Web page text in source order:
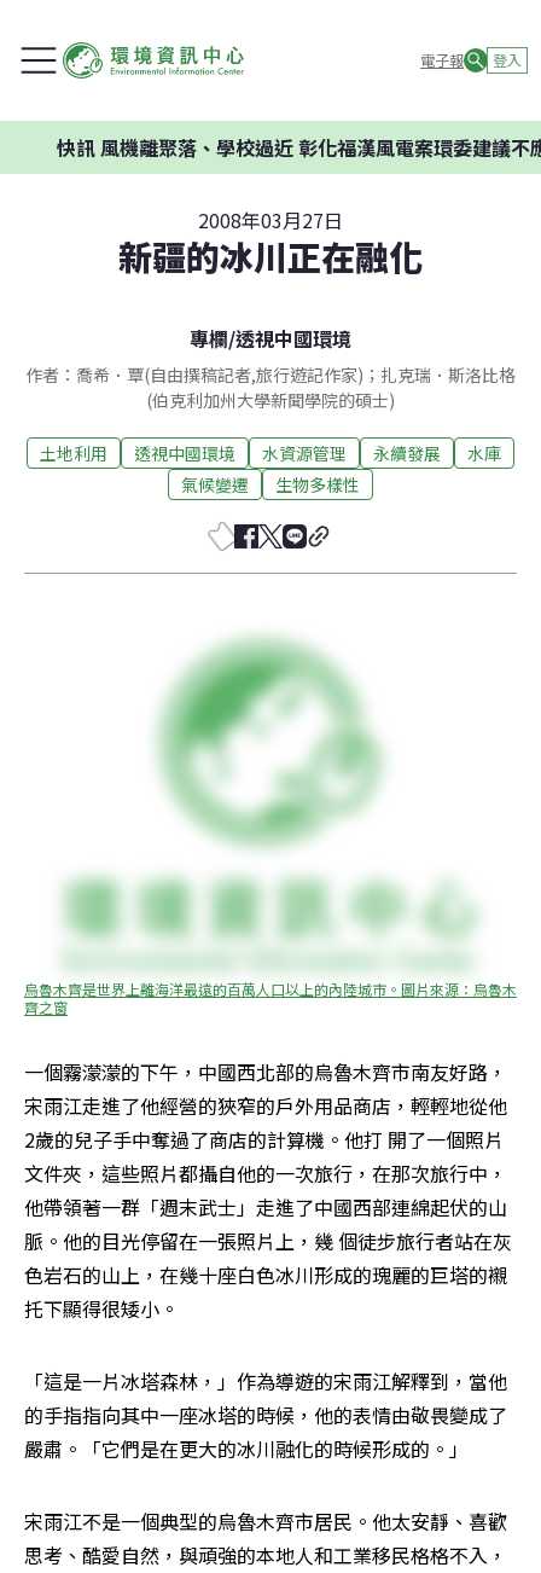
電子報 登入
離聚落、學校過近 彰化福漢風電案環委建議不應開發
2008年03月27日
新疆的冰川正在融化
專欄/透視中國環境
作者：喬希．覃(自由撰稿記者,旅行遊記作家)；扎克瑞．斯洛比格
(伯克利加州大學新聞學院的碩士)
土地利用 透視中國環境 水資源管理 永續發展
水庫
氣候變遷
生物多樣性
烏魯木齊是世界上離海洋最遠的百萬人口以上的內陸城市。圖片來源：烏魯木
齊之窗
一個霧濛濛的下午，中國西北部的烏魯木齊市南友好路，
宋雨江走進了他經營的狹窄的戶外用品商店，輕輕地從他
2歲的兒子手中奪過了商店的計算機。他打 開了一個照片
文件夾，這些照片都攝自他的一次旅行，在那次旅行中，
他帶領著一群「週末武士」走進了中國西部連綿起伏的山
脈。他的目光停留在一張照片上，幾 個徒步旅行者站在灰
色岩石的山上，在幾十座白色冰川形成的瑰麗的巨塔的襯
托下顯得很矮小。
「這是一片冰塔森林，」作為導遊的宋雨江解釋到，當他
的手指指向其中一座冰塔的時候，他的表情由敬畏變成了
嚴肅。「它們是在更大的冰川融化的時候形成的。」
宋雨江不是一個典型的烏魯木齊市居民。他太安靜、喜歡
思考、酷愛自然，與頑強的本地人和工業移民格格不入，